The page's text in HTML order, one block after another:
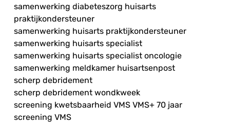
samenwerking diabeteszorg huisarts
praktijkondersteuner
samenwerking huisarts praktijkondersteuner
samenwerking huisarts specialist
samenwerking huisarts specialist oncologie
samenwerking meldkamer huisartsenpost
scherp debridement
scherp debridement wondkweek
screening kwetsbaarheid VMS VMS+ 70 jaar
screening VMS